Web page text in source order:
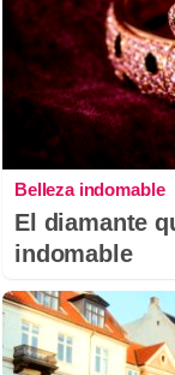
Belleza indomable
El diamante
indomable